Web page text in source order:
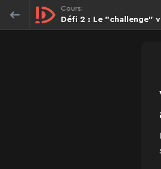
Cours:
Défi 2 : Le "challenge"